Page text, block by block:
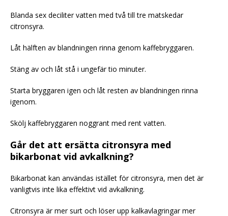
Blanda sex deciliter vatten med två till tre matskedar
citronsyra.
Låt hälften av blandningen rinna genom kaffebryggaren.
Stäng av och låt stå i ungefär tio minuter.
Starta bryggaren igen och låt resten av blandningen rinna
igenom.
Skölj kaffebryggaren noggrant med rent vatten.
Går det att ersätta citronsyra med
bikarbonat vid avkalkning?
Bikarbonat kan användas istället för citronsyra, men det är
vanligtvis inte lika effektivt vid avkalkning.
Citronsyra är mer surt och löser upp kalkavlagringar mer